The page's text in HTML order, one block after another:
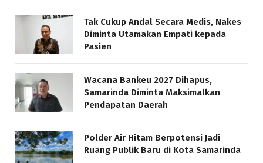
Tak Cukup Andal Secara Medis, Nakes
Diminta Utamakan Empati kepada
Pasien
Wacana Bankeu 2027 Dihapus,
Samarinda Diminta Maksimalkan
Pendapatan Daerah
Polder Air Hitam Berpotensi Jadi
Ruang Publik Baru di Kota Samarinda